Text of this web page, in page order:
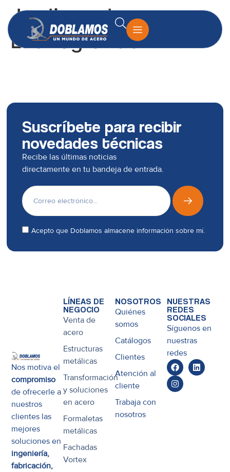
Jardines de
LLanogrande
Suscríbete para recibir
novedades técnicas
Recibe las últimas noticias
directamente en tu bandeja de entrada.
Acepto que Doblamos almacene información sobre mí.
Nos motiva el
compromiso
de ofrecerle a
nuestros
clientes las
mejores
soluciones en
ingeniería,
fabricación,
NOSOTROS
Quiénes
somos
Catálogos
Clientes
Atención al
cliente
Trabaja con
nosotros
LÍNEAS DE
NEGOCIO
Venta de
acero
Estructuras
metálicas
Transformación
y soluciones
en acero
Formaletas
metálicas
Fachadas
Vortex
NUESTRAS
REDES
SOCIALES
Síguenos en
nuestras
redes